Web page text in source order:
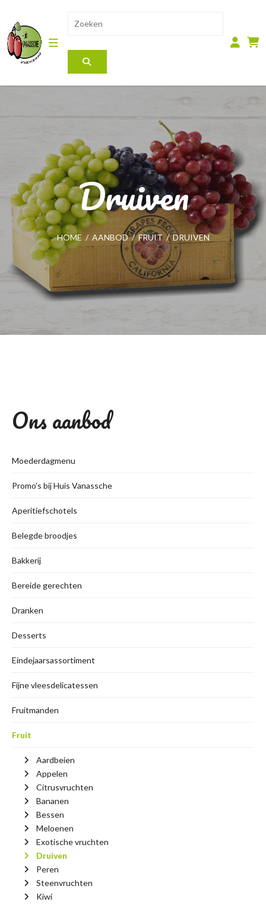
Druiven
HOME / AANBOD / FRUIT / DRUIVEN
Ons aanbod
Moederdagmenu
Promo's bij Huis Vanassche
Aperitiefschotels
Belegde broodjes
Bakkerij
Bereide gerechten
Dranken
Desserts
Eindejaarsassortiment
Fijne vleesdelicatessen
Fruitmanden
Fruit
Aardbeien
Appelen
Citrusvruchten
Bananen
Bessen
Meloenen
Exotische vruchten
Druiven
Peren
Steenvruchten
Kiwi